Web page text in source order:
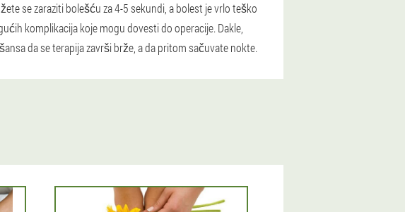
se zaraziti bolešću za 4-5 sekundi, a bolest je vrlo teško
komplikacija koje mogu dovesti do operacije. Dakle,
da se terapija završi brže, a da pritom sačuvate nokte.